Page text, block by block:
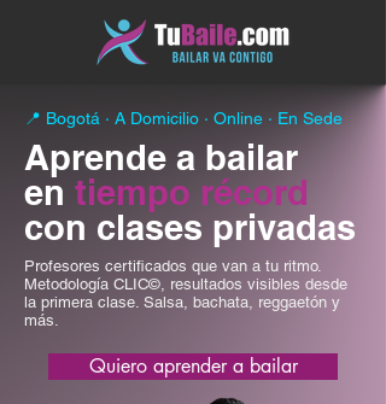
📍 Bogotá · A Domicilio · Online · En Sede
​Aprende a bailar
en tiempo récord
con clases privadas
Profesores certificados que van a tu ritmo.
Metodología CLIC©, resultados visibles desde
la primera clase. Salsa, bachata, reggaetón y
más.
Quiero aprender a bailar